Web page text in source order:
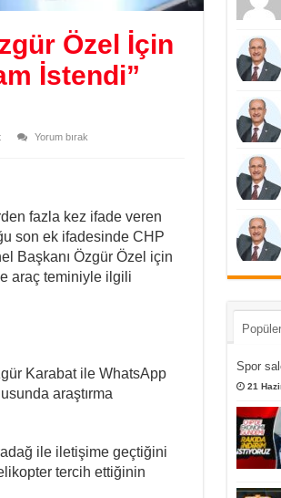
Özel İçin
İstendi”
Yorum bırak
fazla kez ifade veren
son ek ifadesinde CHP
Başkanı Özgür Özel için
araç teminiyle ilgili
Karabat ile WhatsApp
araştırma
ile iletişime geçtiğini
tercih ettiğinin
Spor
21